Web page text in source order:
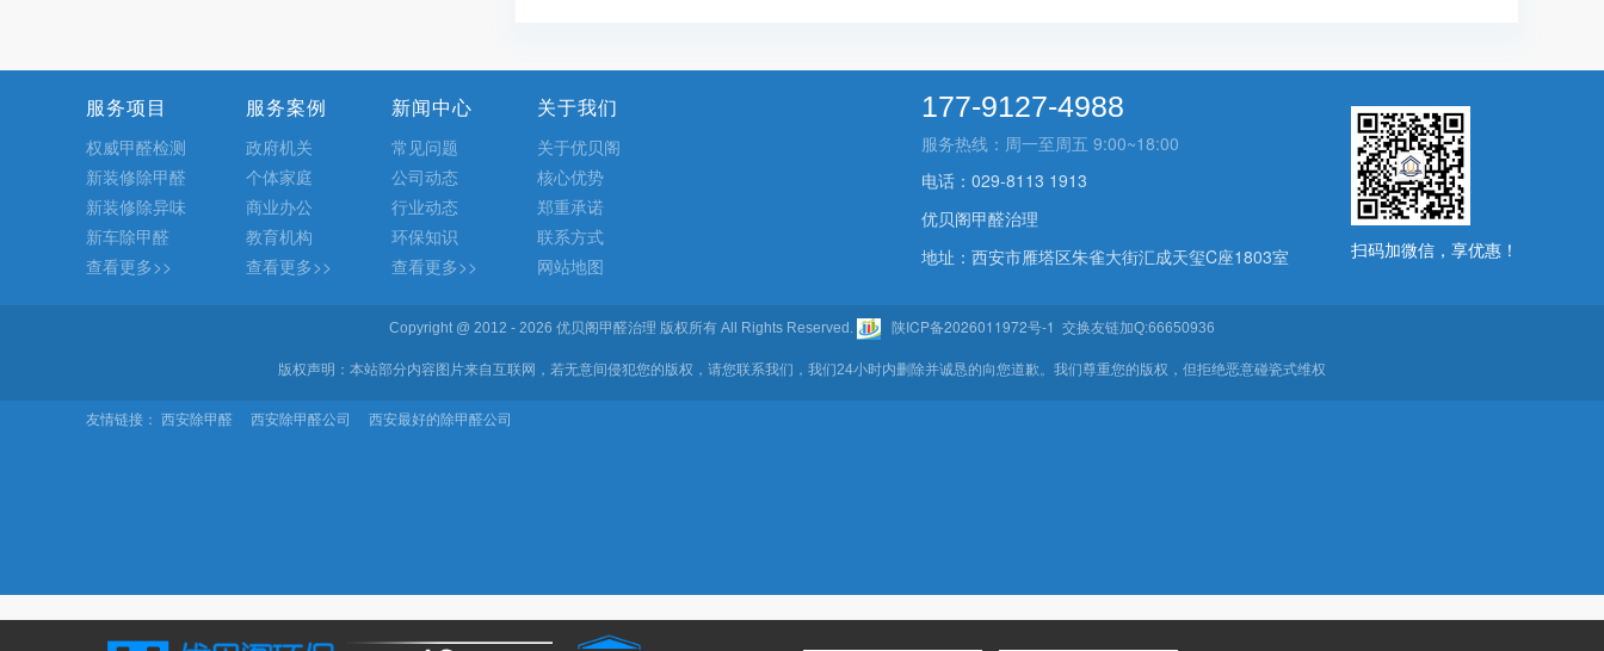
服务项目
权威甲醛检测
新装修除甲醛
新装修除异味
新车除甲醛
查看更多>>
服务案例
政府机关
个体家庭
商业办公
教育机构
查看更多>>
新闻中心
常见问题
公司动态
行业动态
环保知识
查看更多>>
关于我们
关于优贝阁
核心优势
郑重承诺
联系方式
网站地图
177-9127-4988
服务热线：周一至周五 9:00~18:00
电话：029-8113 1913
优贝阁甲醛治理
地址：西安市雁塔区朱雀大街汇成天玺C座1803室
扫码加微信，享优惠！
Copyright @ 2012 - 2026 优贝阁甲醛治理 版权所有 All Rights Reserved. 陕ICP备2026011972号-1 交换友链加Q:66650936
版权声明：本站部分内容图片来自互联网，若无意间侵犯您的版权，请您联系我们，我们24小时内删除并诚恳的向您道歉。我们尊重您的版权，但拒绝恶意碰瓷式维权
友情链接： 西安除甲醛 西安除甲醛公司 西安最好的除甲醛公司